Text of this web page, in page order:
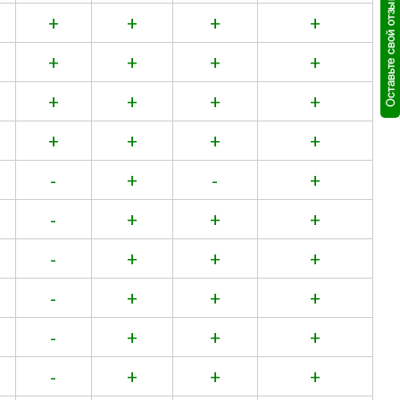
+ + + +
+ + + +
+ + + +
+ + + +
- + - +
- + + +
- + + +
- + + +
- + + +
- + + +